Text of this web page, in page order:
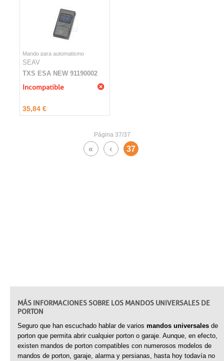
Mando para automatismo
SEAV
TXS ESA NEW 91190002
Incompatible
35,84 €
Página 37/37
« ‹ 37
MÁS INFORMACIONES SOBRE LOS MANDOS UNIVERSALES DE
PORTON
Seguro que han escuchado hablar de varios mandos universales de
porton que permita abrir cualquier porton o garaje. Aunque, en efecto,
existen mandos de porton compatibles con numerosos modelos de
mandos de porton, garaje, alarma y persianas, hasta hoy todavía no